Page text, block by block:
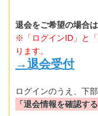
退会をご希望の場合
※「ログインID」と
ります。
→退会受付
ログインのうえ、下
「退会情報を確認する